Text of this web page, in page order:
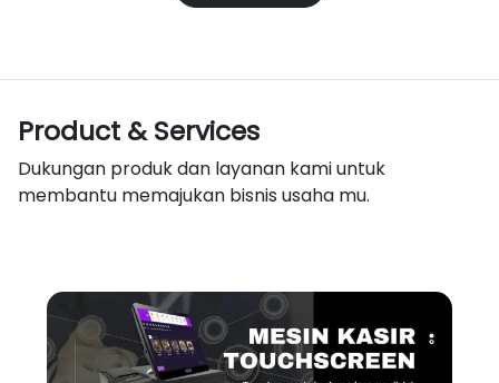
Product & Services
Dukungan produk dan layanan kami untuk
membantu memajukan bisnis usaha mu.